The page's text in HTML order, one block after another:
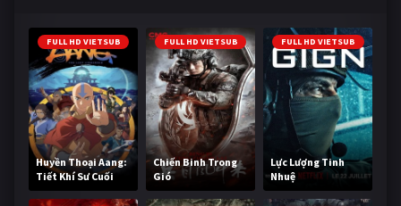
FULL HD VIETSUB
Huyền Thoại Aang:
Tiết Khí Sư Cuối
Cùng
FULL HD VIETSUB
Chiến Binh Trong
Gió
FULL HD VIETSUB
Lực Lượng Tinh
Nhuệ